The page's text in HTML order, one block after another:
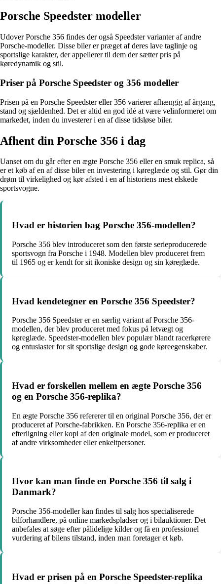
Porsche Speedster modeller
Udover Porsche 356 findes der også Speedster varianter af andre
Porsche-modeller. Disse biler er præget af deres lave taglinje og
sportslige karakter, der appellerer til dem der sætter pris på
køredynamik og stil.
Priser på Porsche Speedster og 356 modeller
Prisen på en Porsche Speedster eller 356 varierer afhængig af årgang,
stand og sjældenhed. Det er altid en god idé at være velinformeret om
markedet, inden du investerer i en af disse tidsløse biler.
Afhent din Porsche 356 i dag
Uanset om du går efter en ægte Porsche 356 eller en smuk replica, så
er et køb af en af disse biler en investering i køreglæde og stil. Gør din
drøm til virkelighed og kør afsted i en af historiens mest elskede
sportsvogne.
Hvad er historien bag Porsche 356-modellen?
Porsche 356 blev introduceret som den første serieproducerede
sportsvogn fra Porsche i 1948. Modellen blev produceret frem
til 1965 og er kendt for sit ikoniske design og sin køreglæde.
Hvad kendetegner en Porsche 356 Speedster?
Porsche 356 Speedster er en særlig variant af Porsche 356-
modellen, der blev produceret med fokus på letvægt og
køreglæde. Speedster-modellen blev populær blandt racerkørere
og entusiaster for sit sportslige design og gode køreegenskaber.
Hvad er forskellen mellem en ægte Porsche 356
og en Porsche 356-replika?
En ægte Porsche 356 refererer til en original Porsche 356, der er
produceret af Porsche-fabrikken. En Porsche 356-replika er en
efterligning eller kopi af den originale model, som er produceret
af andre virksomheder eller enkeltpersoner.
Hvor kan man finde en Porsche 356 til salg i
Danmark?
Porsche 356-modeller kan findes til salg hos specialiserede
bilforhandlere, på online markedspladser og i bilauktioner. Det
anbefales at søge efter pålidelige kilder og få en professionel
vurdering af bilens tilstand, inden man foretager et køb.
Hvad er prisen på en Porsche Speedster-replika